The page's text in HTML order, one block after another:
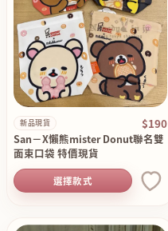
新品現貨 $190
San－X懶熊mister Donut聯名雙
面束口袋 特價現貨
選擇款式